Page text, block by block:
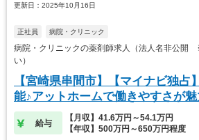
更新日：2025年10月16日
正社員 病院・クリニック
病院・クリニックの薬剤師求人（法人名非公開
い）
【宮崎県串間市】【マイナビ独占
能♪アットホームで働きやすさが
す。
給与
【月収】41.6万円～54.1万円
【年収】500万円～650万円程度